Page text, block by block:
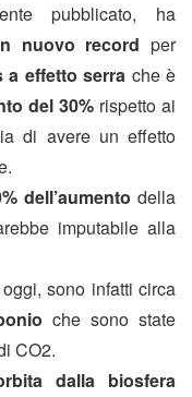
pubblicato, ha
nuovo record per
a effetto serra che è
del 30%rispetto ai
di avere un effetto
dell’aumento della
imputabile alla
sono infatti circa
che sono state
CO2.
dalla biosfera